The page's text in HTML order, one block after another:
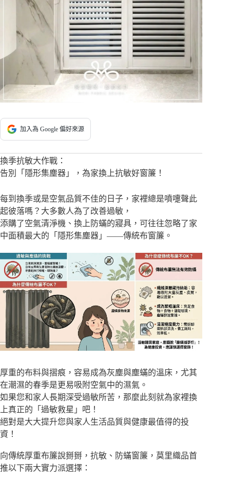
加入為 Google 偏好來源
換季抗敏大作戰：
告別「隱形集塵器」，為家換上抗敏好窗簾！
每到換季或是空氣品質不佳的日子，家裡總是噴嚏聲此
起彼落嗎？大多數人為了改善過敏，
添購了空氣清淨機、換上防蟎的寢具，可往往忽略了家
中面積最大的「隱形集塵器」——傳統布窗簾。
厚重的布料與摺痕，容易成為灰塵與塵蟎的溫床，尤其
在潮濕的春季是更易吸附空氣中的濕氣。
如果您和家人長期深受過敏所苦，那麼此刻就為家裡換
上真正的「過敏救星」吧！
絕對是大大提升您與家人生活品質與健康最值得的投
資！
向傳統厚重布簾說掰掰，抗敏、防蟎窗簾，莫里織品首
推以下兩大實力派選擇：